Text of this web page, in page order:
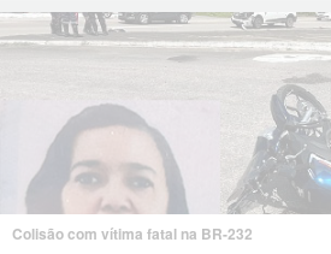
Colisão com vítima fatal na BR-232